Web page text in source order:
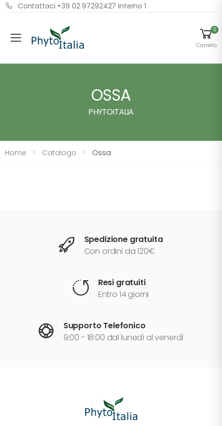
Contattaci +39 02 97292427 interno 1
Menu
0
Carrello
OSSA
PHYTOITALIA
Home Catalogo Ossa
Spedizione gratuita
Con ordini da 120€
Resi gratuiti
Entro 14 giorni
Supporto Telefonico
9:00 - 18:00 dal lunedì al venerdì